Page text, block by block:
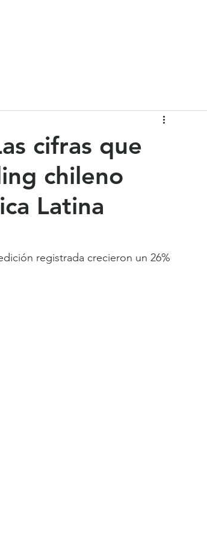
cifras que
chileno
Latina
registrada crecieron un 26%